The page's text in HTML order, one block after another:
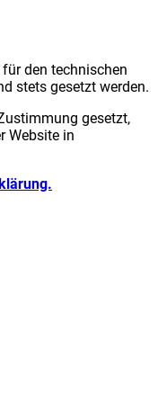
den technischen
stets gesetzt werden.
gesetzt,
Website in